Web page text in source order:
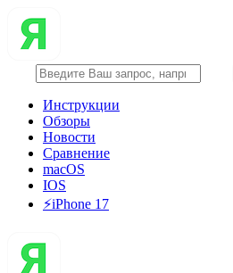
Инструкции
Обзоры
Новости
Сравнение
macOS
IOS
⚡️iPhone 17